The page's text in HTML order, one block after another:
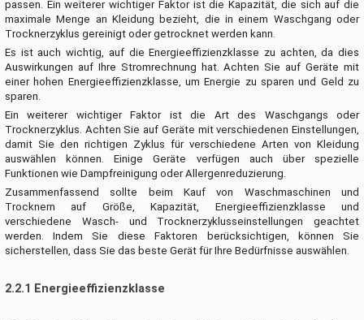
passen. Ein weiterer wichtiger Faktor ist die Kapazität, die sich auf die
maximale Menge an Kleidung bezieht, die in einem Waschgang oder
Trocknerzyklus gereinigt oder getrocknet werden kann.
Es ist auch wichtig, auf die Energieeffizienzklasse zu achten, da dies
Auswirkungen auf Ihre Stromrechnung hat. Achten Sie auf Geräte mit
einer hohen Energieeffizienzklasse, um Energie zu sparen und Geld zu
sparen.
Ein weiterer wichtiger Faktor ist die Art des Waschgangs oder
Trocknerzyklus. Achten Sie auf Geräte mit verschiedenen Einstellungen,
damit Sie den richtigen Zyklus für verschiedene Arten von Kleidung
auswählen können. Einige Geräte verfügen auch über spezielle
Funktionen wie Dampfreinigung oder Allergenreduzierung.
Zusammenfassend sollte beim Kauf von Waschmaschinen und
Trocknern auf Größe, Kapazität, Energieeffizienzklasse und
verschiedene Wasch- und Trocknerzyklusseinstellungen geachtet
werden. Indem Sie diese Faktoren berücksichtigen, können Sie
sicherstellen, dass Sie das beste Gerät für Ihre Bedürfnisse auswählen.
2.2.1 Energieeffizienzklasse